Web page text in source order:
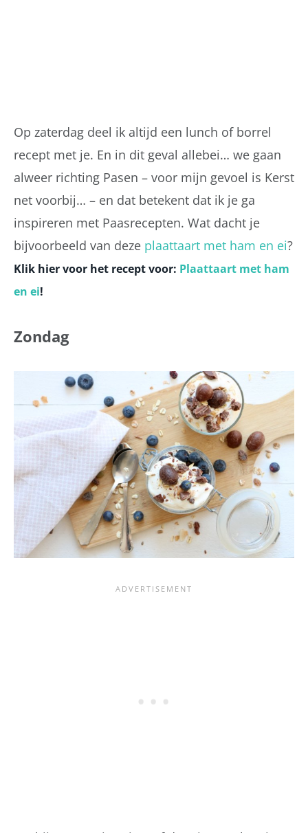
Op zaterdag deel ik altijd een lunch of borrel
recept met je. En in dit geval allebei… we gaan
alweer richting Pasen – voor mijn gevoel is Kerst
net voorbij… – en dat betekent dat ik je ga
inspireren met Paasrecepten. Wat dacht je
bijvoorbeeld van deze plaattaart met ham en ei?
Klik hier voor het recept voor: Plaattaart met ham
en ei!
Zondag